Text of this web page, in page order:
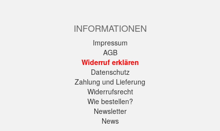
INFORMATIONEN
Impressum
AGB
Widerruf erklären
Datenschutz
Zahlung und Lieferung
Widerrufsrecht
Wie bestellen?
Newsletter
News